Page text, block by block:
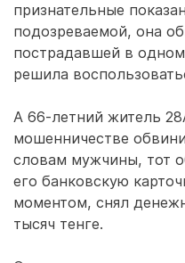
признательные
подозреваемой, она
пострадавшей в
решила
А 66-летний житель
мошенничестве
словам мужчины, тот
его банковскую
моментом, снял
тысяч тенге.